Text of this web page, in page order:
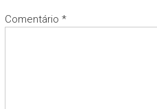
Comentário *